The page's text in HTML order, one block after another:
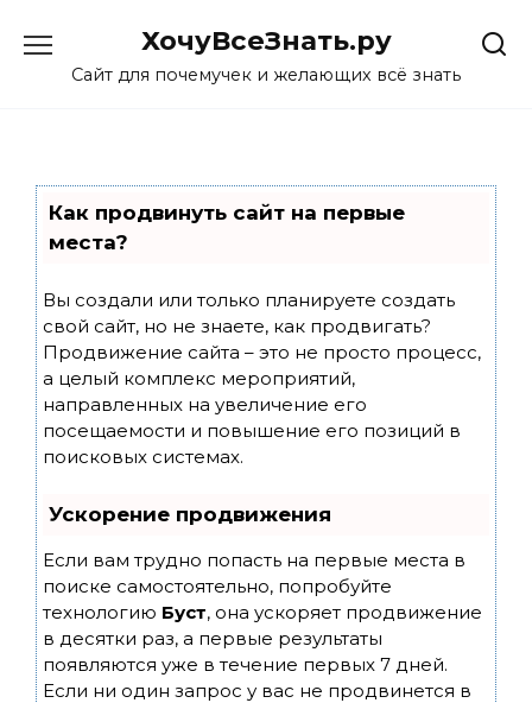
content
ХочуВсеЗнать.ру
Сайт для почемучек и желающих всё знать
Как продвинуть сайт на первые
места?
Вы создали или только планируете создать
свой сайт, но не знаете, как продвигать?
Продвижение сайта – это не просто процесс,
а целый комплекс мероприятий,
направленных на увеличение его
посещаемости и повышение его позиций в
поисковых системах.
Ускорение продвижения
Если вам трудно попасть на первые места в
поиске самостоятельно, попробуйте
технологию Буст, она ускоряет продвижение
в десятки раз, а первые результаты
появляются уже в течение первых 7 дней.
Если ни один запрос у вас не продвинется в